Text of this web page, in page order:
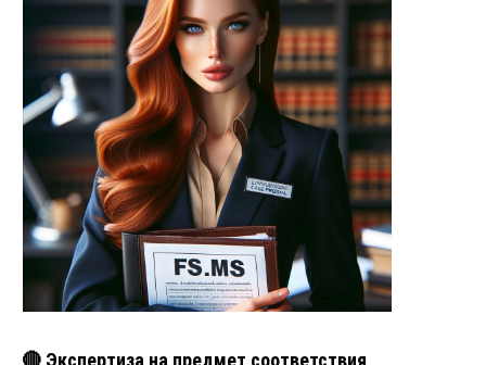
🔴 Экспертиза на предмет соответствия